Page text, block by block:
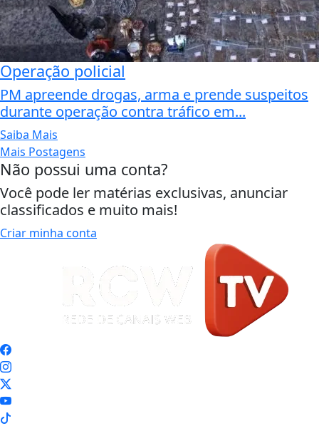
Operação policial
PM apreende drogas, arma e prende suspeitos
durante operação contra tráfico em...
Saiba Mais
Mais Postagens
Não possui uma conta?
Você pode ler matérias exclusivas, anunciar
classificados e muito mais!
Criar minha conta